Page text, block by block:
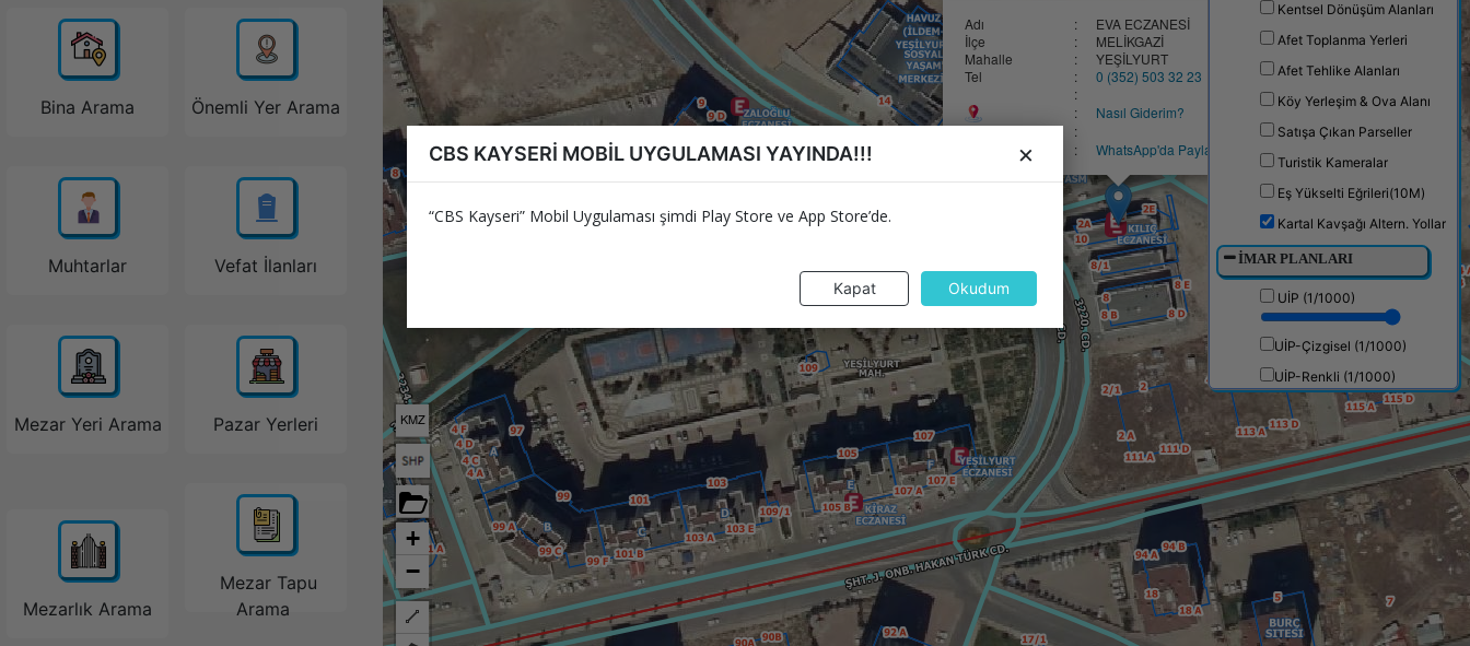
Kentsel Dönüşüm Alanları
Afet Toplanma Yerleri
Afet Tehlike Alanları
Köy Yerleşim & Ova Alanı
Satışa Çıkan Parseller
Turistik Kameralar
Eş Yükselti Eğrileri(10M)
Kartal Kavşağı Altern. Yollar
İMAR PLANLARI
UİP (1/1000)
UİP-Çizgisel (1/1000)
UİP-Renkli (1/1000)
1/5000 Nip
NİP (1/25000)
Halihazır (1/25000)
Kadastro Mahalleleri
ÖNEMLİ YERLER (POİ)
PAZAR YERLERİ
Bina Arama Önemli Yer Arama
Muhtarlar Vefat İlanları
Mezar Yeri Arama Pazar Yerleri
Mezarlık Arama
Mezar Tapu
Arama
Adı :
EVA ECZANESİ
İlçe
:
MELİKGAZİ
Mahalle
:
YEŞİLYURT
Tel
:
0 (352) 503 32 23
:
:
Nasıl Giderim?
:
:
WhatsApp'da Paylaş
×
KMZ
+
−
Cizgi Ciz
×
CBS KAYSERİ MOBİL UYGULAMASI YAYINDA!!!
“CBS Kayseri” Mobil Uygulaması şimdi Play Store ve App Store’de.
Kapat Okudum